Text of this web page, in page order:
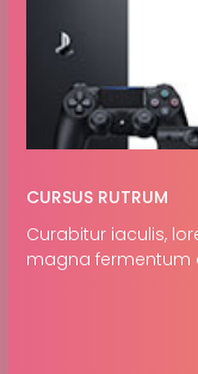
CURSUS RUTRUM
Curabitur iaculis,
magna fermentum